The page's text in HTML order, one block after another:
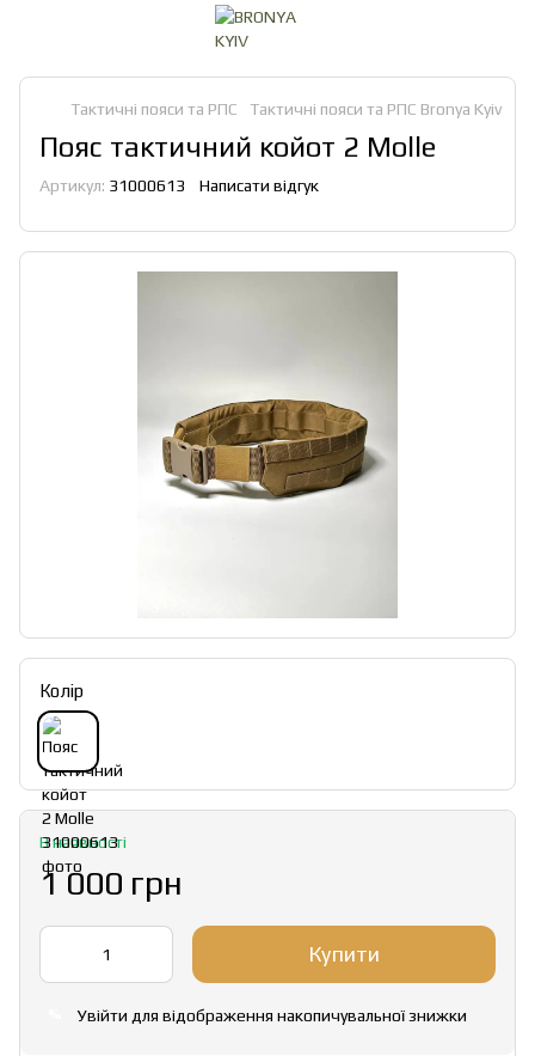
Тактичні пояси та РПС Тактичні пояси та РПС Bronya Kyiv
Пояс тактичний койот 2 Molle
Артикул: 31000613 Написати відгук
Колір
В наявності
1 000 грн
Купити
Увійти для відображення накопичувальної знижки